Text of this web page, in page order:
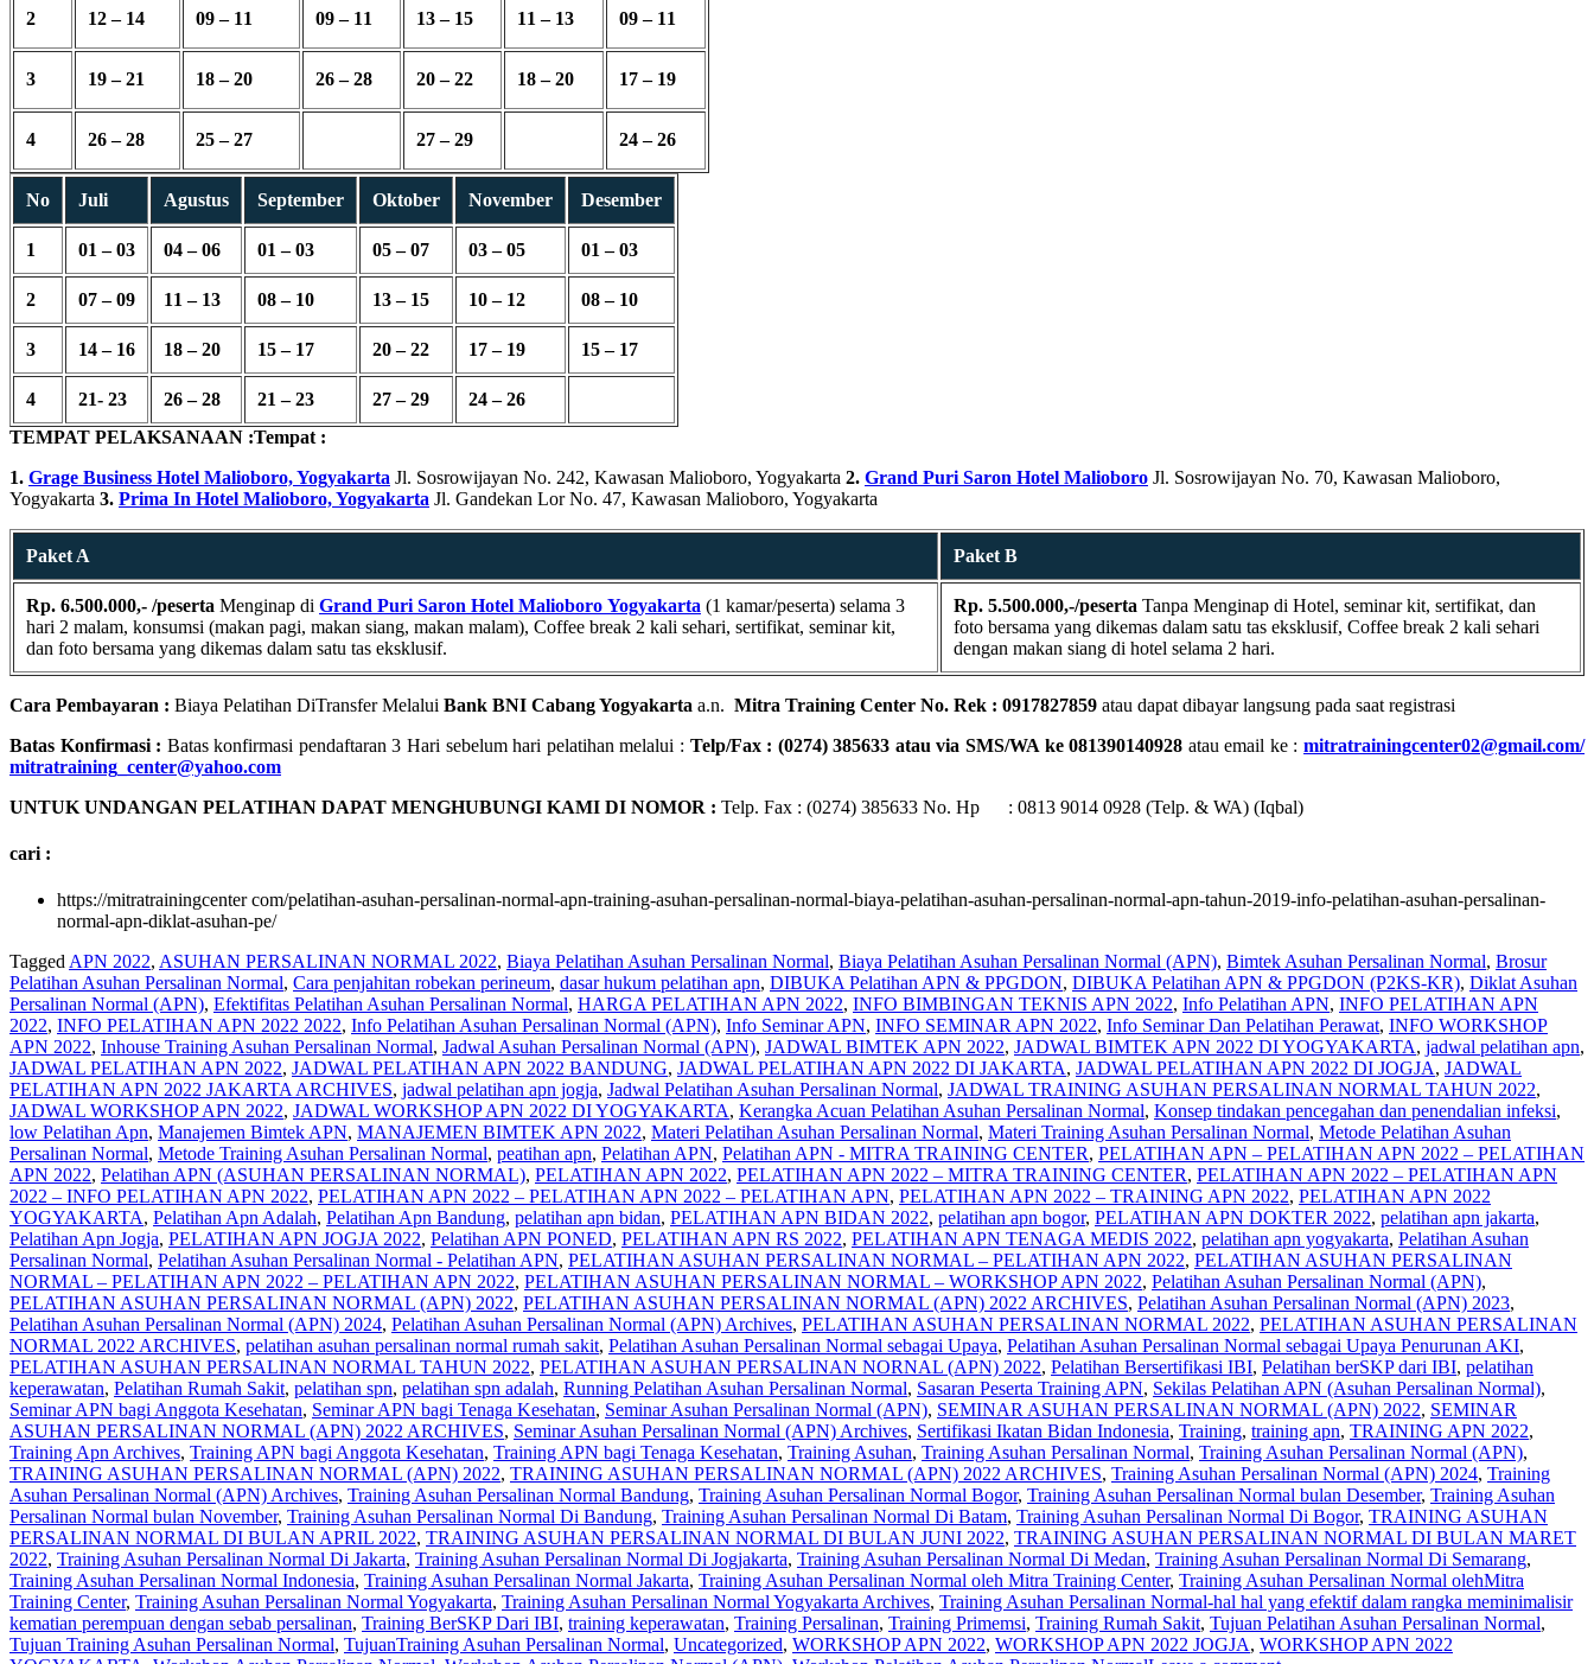
2 12 – 14 09 – 11 09 – 11 13 – 15 11 – 13 09 – 11
3 19 – 21 18 – 20 26 – 28 20 – 22 18 – 20 17 – 19
4 26 – 28 25 – 27 27 – 29 24 – 26
No Juli Agustus September Oktober November Desember
1 01 – 03 04 – 06 01 – 03 05 – 07 03 – 05 01 – 03
2 07 – 09 11 – 13 08 – 10 13 – 15 10 – 12 08 – 10
3 14 – 16 18 – 20 15 – 17 20 – 22 17 – 19 15 – 17
4 21- 23 26 – 28 21 – 23 27 – 29
24 – 26
TEMPAT PELAKSANAAN :Tempat :
1. Grage Business Hotel Malioboro, Yogyakarta Jl. Sosrowijayan No. 242, Kawasan Malioboro, Yogyakarta 2. Grand Puri Saron Hotel Malioboro Jl. Sosrowijayan No. 70, Kawasan Malioboro,
Yogyakarta 3. Prima In Hotel Malioboro, Yogyakarta Jl. Gandekan Lor No. 47, Kawasan Malioboro, Yogyakarta
Paket A Paket B
Rp. 6.500.000,- /peserta Menginap di Grand Puri Saron Hotel Malioboro Yogyakarta (1 kamar/peserta) selama 3
hari 2 malam, konsumsi (makan pagi, makan siang, makan malam), Coffee break 2 kali sehari, sertifikat, seminar kit,
dan foto bersama yang dikemas dalam satu tas eksklusif.
Rp. 5.500.000,-/peserta Tanpa Menginap di Hotel, seminar kit, sertifikat, dan
foto bersama yang dikemas dalam satu tas eksklusif, Coffee break 2 kali sehari
dengan makan siang di hotel selama 2 hari.
Cara Pembayaran : Biaya Pelatihan DiTransfer Melalui Bank BNI Cabang Yogyakarta a.n. Mitra Training Center No. Rek : 0917827859 atau dapat dibayar langsung pada saat registrasi
Batas Konfirmasi : Batas konfirmasi pendaftaran 3 Hari sebelum hari pelatihan melalui : Telp/Fax : (0274) 385633 atau via SMS/WA ke 081390140928 atau email ke : mitratrainingcenter02@gmail.com/
mitratraining_center@yahoo.com
UNTUK UNDANGAN PELATIHAN DAPAT MENGHUBUNGI KAMI DI NOMOR : Telp. Fax : (0274) 385633 No. Hp : 0813 9014 0928 (Telp. & WA) (Iqbal)
cari :
https://mitratrainingcenter com/pelatihan-asuhan-persalinan-normal-apn-training-asuhan-persalinan-normal-biaya-pelatihan-asuhan-persalinan-normal-apn-tahun-2019-info-pelatihan-asuhan-persalinan-
normal-apn-diklat-asuhan-pe/
Tagged APN 2022, ASUHAN PERSALINAN NORMAL 2022, Biaya Pelatihan Asuhan Persalinan Normal, Biaya Pelatihan Asuhan Persalinan Normal (APN), Bimtek Asuhan Persalinan Normal, Brosur
Pelatihan Asuhan Persalinan Normal, Cara penjahitan robekan perineum, dasar hukum pelatihan apn, DIBUKA Pelatihan APN & PPGDON, DIBUKA Pelatihan APN & PPGDON (P2KS-KR), Diklat Asuhan
Persalinan Normal (APN), Efektifitas Pelatihan Asuhan Persalinan Normal, HARGA PELATIHAN APN 2022, INFO BIMBINGAN TEKNIS APN 2022, Info Pelatihan APN, INFO PELATIHAN APN
2022, INFO PELATIHAN APN 2022 2022, Info Pelatihan Asuhan Persalinan Normal (APN), Info Seminar APN, INFO SEMINAR APN 2022, Info Seminar Dan Pelatihan Perawat, INFO WORKSHOP
APN 2022, Inhouse Training Asuhan Persalinan Normal, Jadwal Asuhan Persalinan Normal (APN), JADWAL BIMTEK APN 2022, JADWAL BIMTEK APN 2022 DI YOGYAKARTA, jadwal pelatihan apn,
JADWAL PELATIHAN APN 2022, JADWAL PELATIHAN APN 2022 BANDUNG, JADWAL PELATIHAN APN 2022 DI JAKARTA, JADWAL PELATIHAN APN 2022 DI JOGJA, JADWAL
PELATIHAN APN 2022 JAKARTA ARCHIVES, jadwal pelatihan apn jogja, Jadwal Pelatihan Asuhan Persalinan Normal, JADWAL TRAINING ASUHAN PERSALINAN NORMAL TAHUN 2022,
JADWAL WORKSHOP APN 2022, JADWAL WORKSHOP APN 2022 DI YOGYAKARTA, Kerangka Acuan Pelatihan Asuhan Persalinan Normal, Konsep tindakan pencegahan dan penendalian infeksi,
low Pelatihan Apn, Manajemen Bimtek APN, MANAJEMEN BIMTEK APN 2022, Materi Pelatihan Asuhan Persalinan Normal, Materi Training Asuhan Persalinan Normal, Metode Pelatihan Asuhan
Persalinan Normal, Metode Training Asuhan Persalinan Normal, peatihan apn, Pelatihan APN, Pelatihan APN - MITRA TRAINING CENTER, PELATIHAN APN – PELATIHAN APN 2022 – PELATIHAN
APN 2022, Pelatihan APN (ASUHAN PERSALINAN NORMAL), PELATIHAN APN 2022, PELATIHAN APN 2022 – MITRA TRAINING CENTER, PELATIHAN APN 2022 – PELATIHAN APN
2022 – INFO PELATIHAN APN 2022, PELATIHAN APN 2022 – PELATIHAN APN 2022 – PELATIHAN APN, PELATIHAN APN 2022 – TRAINING APN 2022, PELATIHAN APN 2022
YOGYAKARTA, Pelatihan Apn Adalah, Pelatihan Apn Bandung, pelatihan apn bidan, PELATIHAN APN BIDAN 2022, pelatihan apn bogor, PELATIHAN APN DOKTER 2022, pelatihan apn jakarta,
Pelatihan Apn Jogja, PELATIHAN APN JOGJA 2022, Pelatihan APN PONED, PELATIHAN APN RS 2022, PELATIHAN APN TENAGA MEDIS 2022, pelatihan apn yogyakarta, Pelatihan Asuhan
Persalinan Normal, Pelatihan Asuhan Persalinan Normal - Pelatihan APN, PELATIHAN ASUHAN PERSALINAN NORMAL – PELATIHAN APN 2022, PELATIHAN ASUHAN PERSALINAN
NORMAL – PELATIHAN APN 2022 – PELATIHAN APN 2022, PELATIHAN ASUHAN PERSALINAN NORMAL – WORKSHOP APN 2022, Pelatihan Asuhan Persalinan Normal (APN),
PELATIHAN ASUHAN PERSALINAN NORMAL (APN) 2022, PELATIHAN ASUHAN PERSALINAN NORMAL (APN) 2022 ARCHIVES, Pelatihan Asuhan Persalinan Normal (APN) 2023,
Pelatihan Asuhan Persalinan Normal (APN) 2024, Pelatihan Asuhan Persalinan Normal (APN) Archives, PELATIHAN ASUHAN PERSALINAN NORMAL 2022, PELATIHAN ASUHAN PERSALINAN
NORMAL 2022 ARCHIVES, pelatihan asuhan persalinan normal rumah sakit, Pelatihan Asuhan Persalinan Normal sebagai Upaya, Pelatihan Asuhan Persalinan Normal sebagai Upaya Penurunan AKI,
PELATIHAN ASUHAN PERSALINAN NORMAL TAHUN 2022, PELATIHAN ASUHAN PERSALINAN NORNAL (APN) 2022, Pelatihan Bersertifikasi IBI, Pelatihan berSKP dari IBI, pelatihan
keperawatan, Pelatihan Rumah Sakit, pelatihan spn, pelatihan spn adalah, Running Pelatihan Asuhan Persalinan Normal, Sasaran Peserta Training APN, Sekilas Pelatihan APN (Asuhan Persalinan Normal),
Seminar APN bagi Anggota Kesehatan, Seminar APN bagi Tenaga Kesehatan, Seminar Asuhan Persalinan Normal (APN), SEMINAR ASUHAN PERSALINAN NORMAL (APN) 2022, SEMINAR
ASUHAN PERSALINAN NORMAL (APN) 2022 ARCHIVES, Seminar Asuhan Persalinan Normal (APN) Archives, Sertifikasi Ikatan Bidan Indonesia, Training, training apn, TRAINING APN 2022,
Training Apn Archives, Training APN bagi Anggota Kesehatan, Training APN bagi Tenaga Kesehatan, Training Asuhan, Training Asuhan Persalinan Normal, Training Asuhan Persalinan Normal (APN),
TRAINING ASUHAN PERSALINAN NORMAL (APN) 2022, TRAINING ASUHAN PERSALINAN NORMAL (APN) 2022 ARCHIVES, Training Asuhan Persalinan Normal (APN) 2024, Training
Asuhan Persalinan Normal (APN) Archives, Training Asuhan Persalinan Normal Bandung, Training Asuhan Persalinan Normal Bogor, Training Asuhan Persalinan Normal bulan Desember, Training Asuhan
Persalinan Normal bulan November, Training Asuhan Persalinan Normal Di Bandung, Training Asuhan Persalinan Normal Di Batam, Training Asuhan Persalinan Normal Di Bogor, TRAINING ASUHAN
PERSALINAN NORMAL DI BULAN APRIL 2022, TRAINING ASUHAN PERSALINAN NORMAL DI BULAN JUNI 2022, TRAINING ASUHAN PERSALINAN NORMAL DI BULAN MARET
2022, Training Asuhan Persalinan Normal Di Jakarta, Training Asuhan Persalinan Normal Di Jogjakarta, Training Asuhan Persalinan Normal Di Medan, Training Asuhan Persalinan Normal Di Semarang,
Training Asuhan Persalinan Normal Indonesia, Training Asuhan Persalinan Normal Jakarta, Training Asuhan Persalinan Normal oleh Mitra Training Center, Training Asuhan Persalinan Normal olehMitra
Training Center, Training Asuhan Persalinan Normal Yogyakarta, Training Asuhan Persalinan Normal Yogyakarta Archives, Training Asuhan Persalinan Normal-hal hal yang efektif dalam rangka meminimalisir
kematian perempuan dengan sebab persalinan, Training BerSKP Dari IBI, training keperawatan, Training Persalinan, Training Primemsi, Training Rumah Sakit, Tujuan Pelatihan Asuhan Persalinan Normal,
Tujuan Training Asuhan Persalinan Normal, TujuanTraining Asuhan Persalinan Normal, Uncategorized, WORKSHOP APN 2022, WORKSHOP APN 2022 JOGJA, WORKSHOP APN 2022